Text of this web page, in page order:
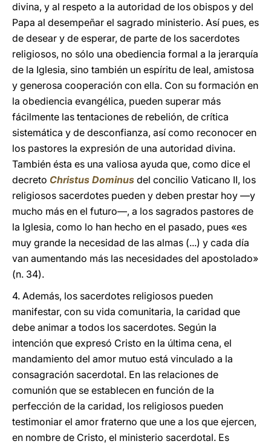
divina, y al respeto a la autoridad de los obispos y del
Papa al desempeñar el sagrado ministerio. Así pues, es
de desear y de esperar, de parte de los sacerdotes
religiosos, no sólo una obediencia formal a la jerarquía
de la Iglesia, sino también un espíritu de leal, amistosa
y generosa cooperación con ella. Con su formación en
la obediencia evangélica, pueden superar más
fácilmente las tentaciones de rebelión, de crítica
sistemática y de desconfianza, así como reconocer en
los pastores la expresión de una autoridad divina.
También ésta es una valiosa ayuda que, como dice el
decreto Christus Dominus del concilio Vaticano II, los
religiosos sacerdotes pueden y deben prestar hoy ―y
mucho más en el futuro―, a los sagrados pastores de
la Iglesia, como lo han hecho en el pasado, pues «es
muy grande la necesidad de las almas (...) y cada día
van aumentando más las necesidades del apostolado»
(n. 34).
4. Además, los sacerdotes religiosos pueden
manifestar, con su vida comunitaria, la caridad que
debe animar a todos los sacerdotes. Según la
intención que expresó Cristo en la última cena, el
mandamiento del amor mutuo está vinculado a la
consagración sacerdotal. En las relaciones de
comunión que se establecen en función de la
perfección de la caridad, los religiosos pueden
testimoniar el amor fraterno que une a los que ejercen,
en nombre de Cristo, el ministerio sacerdotal. Es